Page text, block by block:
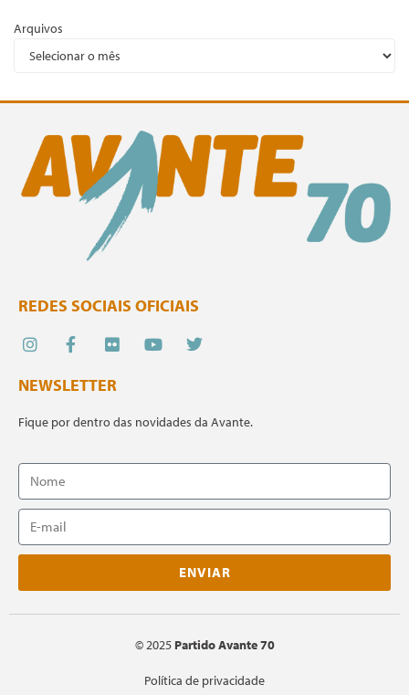
Arquivos
REDES SOCIAIS OFICIAIS
NEWSLETTER
Fique por dentro das novidades da Avante.
ENVIAR
©2025Partido Avante 70
Política de privacidade